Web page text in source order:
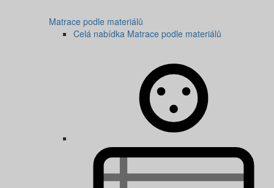
Matrace podle materiálů
Celá nabídka Matrace podle materiálů